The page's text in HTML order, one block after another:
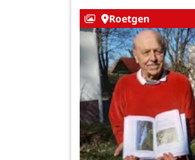
Roetgen